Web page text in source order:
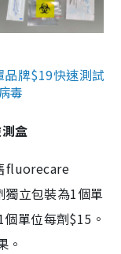
牌$19快速測試
毒
盒
fluorecare
獨立包裝為1個單
單位每劑$15。
。